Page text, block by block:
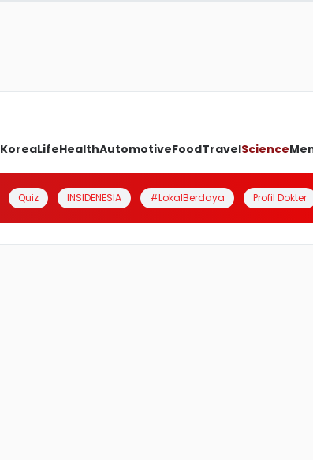
KoreaLifeHealthAutomotiveFoodTravelScience
Quiz INSIDENESIA #LokalBerdaya Profil Dokter